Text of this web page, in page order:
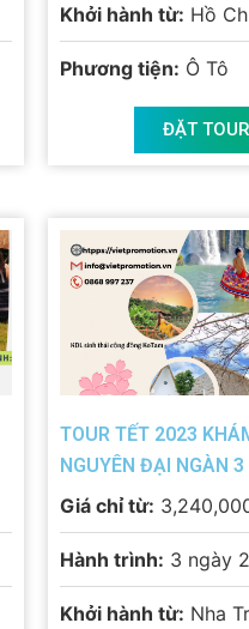
Khởi hành từ: Hồ
Phương tiện: Ô Tô
ĐẶT TOUR
TOUR TẾT 2023
NGUYÊN ĐẠI NGÀN 3
ĐÊM
Giá chỉ từ:
Hành trình: 3 ngày
Khởi hành từ: Nha